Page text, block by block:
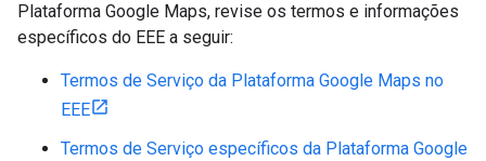
Plataforma Google Maps, revise os termos e informações
específicos do EEE a seguir:
Termos de Serviço da Plataforma Google Maps no
EEE
Termos de Serviço específicos da Plataforma Google